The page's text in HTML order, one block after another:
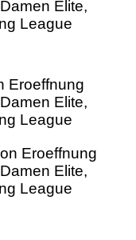
Eroeffnung
Elite,
League